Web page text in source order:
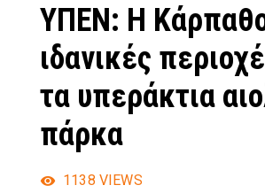
ΥΠΕΝ: Η
ιδανικές
τα υπεράκτια
πάρκα
1138 VIEWS